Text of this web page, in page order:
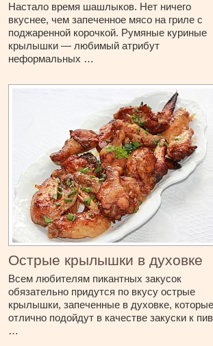
Настало время шашлыков. Нет ничего
вкуснее, чем запеченное мясо на гриле с
поджаренной корочкой. Румяные куриные
крылышки — любимый атрибут
неформальных …
Острые крылышки в духовке
Всем любителям пикантных закусок
обязательно придутся по вкусу острые
крылышки, запеченные в духовке, которые
отлично подойдут в качестве закуски к
…